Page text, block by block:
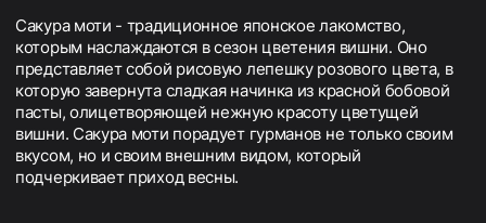
Сакура моти - традиционное японское лакомство,
которым наслаждаются в сезон цветения вишни. Оно
представляет собой рисовую лепешку розового цвета, в
которую завернута сладкая начинка из красной бобовой
пасты, олицетворяющей нежную красоту цветущей
вишни. Сакура моти порадует гурманов не только своим
вкусом, но и своим внешним видом, который
подчеркивает приход весны.